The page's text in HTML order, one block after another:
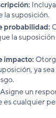
la suposición.
probabilidad:
la
impacto:
ya
Asigne un
es cualquier